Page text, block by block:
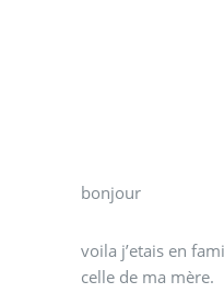
bonjour
voila j’etais en
celle de ma mère.